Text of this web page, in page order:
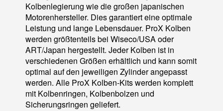
Kolbenlegierung wie die großen japanischen
Motorenhersteller. Dies garantiert eine optimale
Leistung und lange Lebensdauer. ProX Kolben
werden größtenteils bei Wiseco/USA oder
ART/Japan hergestellt. Jeder Kolben ist in
verschiedenen Größen erhältlich und kann somit
optimal auf den jeweiligen Zylinder angepasst
werden. Alle ProX Kolben-Kits werden komplett
mit Kolbenringen, Kolbenbolzen und
Sicherungsringen geliefert.